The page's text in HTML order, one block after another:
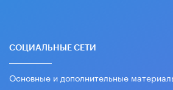
СОЦИАЛЬНЫЕ СЕТИ
Основные и дополнительные